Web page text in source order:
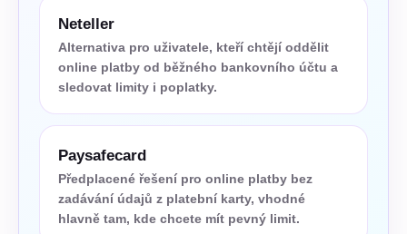
Neteller
Alternativa pro uživatele, kteří chtějí oddělit
online platby od běžného bankovního účtu a
sledovat limity i poplatky.
Paysafecard
Předplacené řešení pro online platby bez
zadávání údajů z platební karty, vhodné
hlavně tam, kde chcete mít pevný limit.